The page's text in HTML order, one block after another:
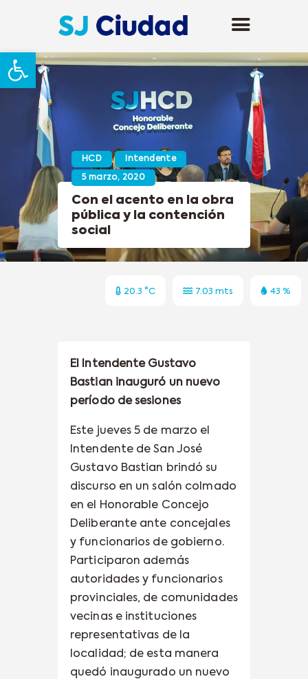
Abrir barra de herramientas
HCD Intendente
5 marzo, 2020
Con el acento en la obra
pública y la contención
social
20.3 °C 7.03 mts 43 %
El Intendente Gustavo
Bastian inauguró un nuevo
período de sesiones
Este jueves 5 de marzo el
Intendente de San José
Gustavo Bastian brindó su
discurso en un salón colmado
en el Honorable Concejo
Deliberante ante concejales
y funcionarios de gobierno.
Participaron además
autoridades y funcionarios
provinciales, de comunidades
vecinas e instituciones
representativas de la
localidad; de esta manera
quedó inaugurado un nuevo